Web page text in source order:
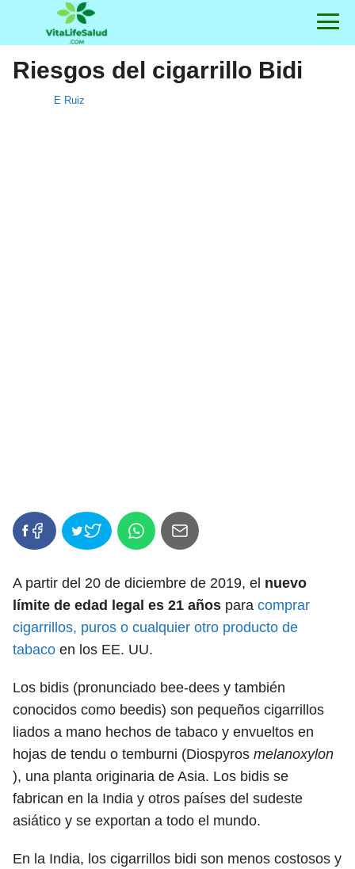
Riesgos del cigarrillo Bidi
E Ruiz
A partir del 20 de diciembre de 2019, el nuevo
límite de edad legal es 21 años para comprar
cigarrillos, puros o cualquier otro producto de
tabaco en los EE. UU.
Los bidis (pronunciado bee-dees y también
conocidos como beedis) son pequeños cigarrillos
liados a mano hechos de tabaco y envueltos en
hojas de tendu o temburni (Diospyros melanoxylon
), una planta originaria de Asia. Los bidis se
fabrican en la India y otros países del sudeste
asiático y se exportan a todo el mundo.
En la India, los cigarrillos bidi son menos costosos y